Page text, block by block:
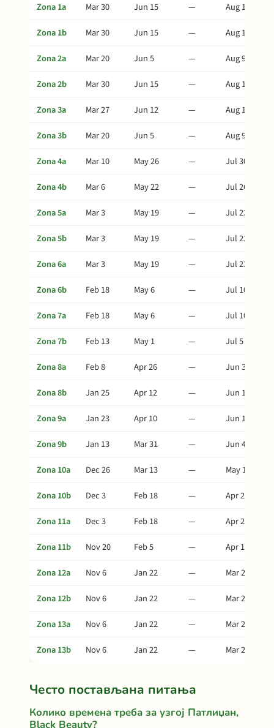
Zona 1a Mar 30 Jun 15 —
Aug 19
Zona 1b
Mar 30 Jun 15 —
Aug 19
Zona 2a
Mar 20 Jun 5 —
Aug 9
Zona 2b
Mar 30 Jun 15 —
Aug 19
Zona 3a
Mar 27 Jun 12 —
Aug 16
Zona 3b
Mar 20 Jun 5 —
Aug 9
Zona 4a
Mar 10 May 26 —
Jul 30
Zona 4b
Mar 6 May 22 —
Jul 26
Zona 5a
Mar 3 May 19 —
Jul 23
Zona 5b
Mar 3 May 19 —
Jul 23
Zona 6a
Mar 3 May 19 —
Jul 23
Zona 6b
Feb 18 May 6 —
Jul 10
Zona 7a
Feb 18 May 6 —
Jul 10
Zona 7b
Feb 13 May 1 —
Jul 5
Zona 8a
Feb 8 Apr 26 —
Jun 30
Zona 8b
Jan 25 Apr 12 —
Jun 16
Zona 9a
Jan 23 Apr 10 —
Jun 14
Zona 9b
Jan 13 Mar 31 —
Jun 4
Zona 10a
Dec 26 Mar 13 —
May 17
Zona 10b
Dec 3 Feb 18 —
Apr 24
Zona 11a
Dec 3 Feb 18 —
Apr 24
Zona 11b
Nov 20 Feb 5 —
Apr 11
Zona 12a
Nov 6 Jan 22 —
Mar 28
Zona 12b
Nov 6 Jan 22 —
Mar 28
Zona 13a
Nov 6 Jan 22 —
Mar 28
Zona 13b
Nov 6 Jan 22 — Mar 28
Често постављана питања
Колико времена треба за узгој Патлиџан,
Black Beauty?